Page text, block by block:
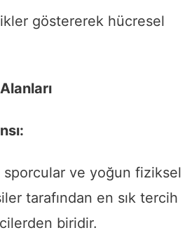
göstererek hücresel
ve yoğun fiziksel
tarafından en sık tercih
biridir.